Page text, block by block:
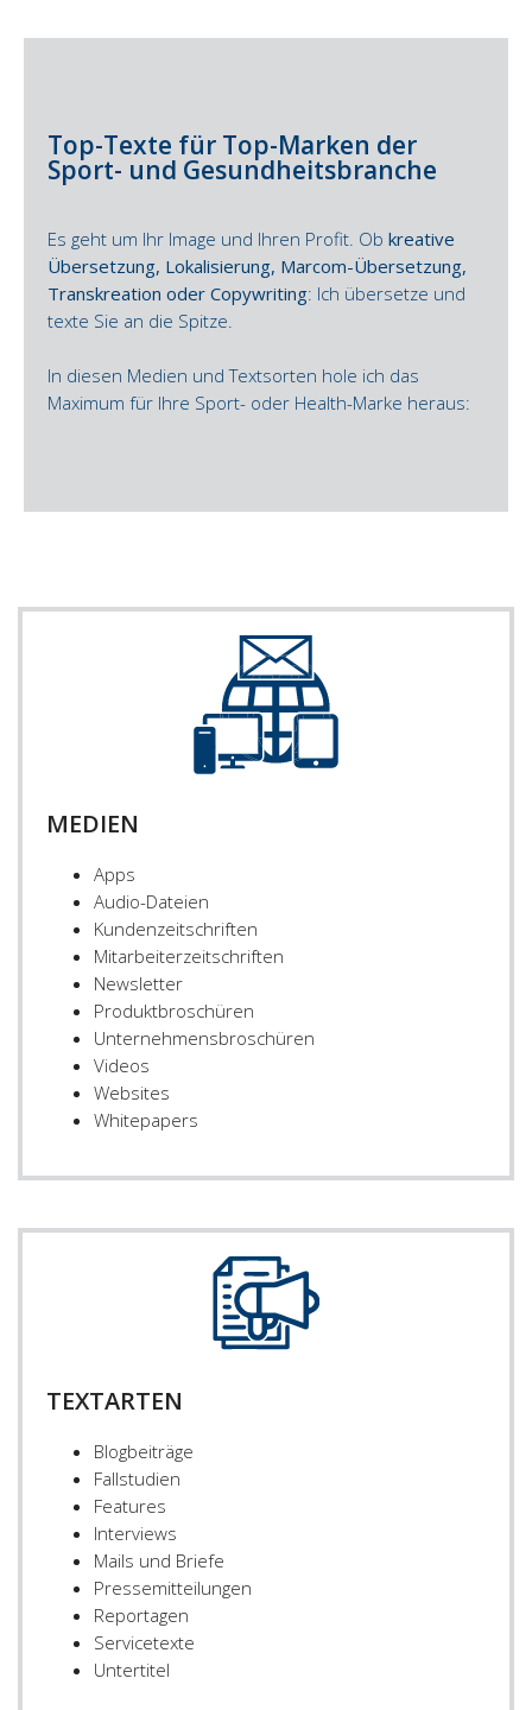
Top-Texte für Top-Marken der
Sport- und Gesundheitsbranche
Es geht um Ihr Image und Ihren Profit. Ob kreative
Übersetzung, Lokalisierung, Marcom-Übersetzung,
Transkreation oder Copywriting: Ich übersetze und
texte Sie an die Spitze.
In diesen Medien und Textsorten hole ich das
Maximum für Ihre Sport- oder Health-Marke heraus:
MEDIEN
Apps
Audio-Dateien
Kundenzeitschriften
Mitarbeiterzeitschriften
Newsletter
Produktbroschüren
Unternehmensbroschüren
Videos
Websites
Whitepapers
TEXTARTEN
Blogbeiträge
Fallstudien
Features
Interviews
Mails und Briefe
Pressemitteilungen
Reportagen
Servicetexte
Untertitel